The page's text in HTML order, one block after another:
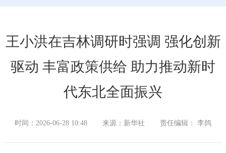
王小洪在吉林调研时强调 强化创新
驱动 丰富政策供给 助力推动新时
代东北全面振兴
时间：2026-06-28 10:48 来源：新华社 责任编辑： 李鸽